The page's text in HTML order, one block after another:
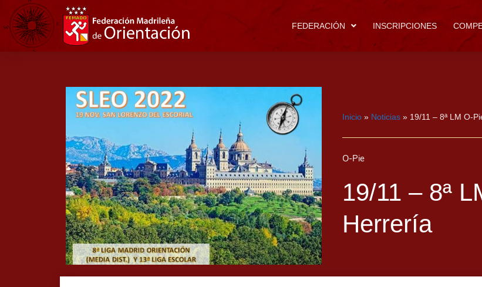
FEDERACIÓN INSCRIPCIONES
Inicio » Noticias » 19/11 – 8ª LM O-
O-Pie
19/11 – 8ª
Herrería